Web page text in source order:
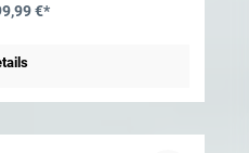
Montierbare
€*